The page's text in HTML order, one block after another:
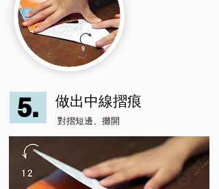
5. 做出中線摺痕
對摺短邊、攤開